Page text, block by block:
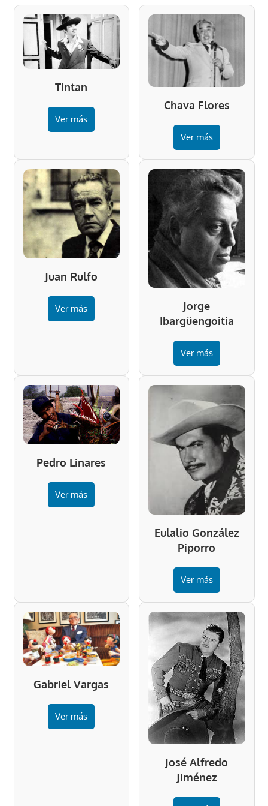
Tintan
Ver más
Chava Flores
Ver más
Juan Rulfo
Ver más
Jorge
Ibargüengoitia
Ver más
Pedro Linares
Ver más
Eulalio González
Piporro
Ver más
Gabriel Vargas
Ver más
José Alfredo
Jiménez